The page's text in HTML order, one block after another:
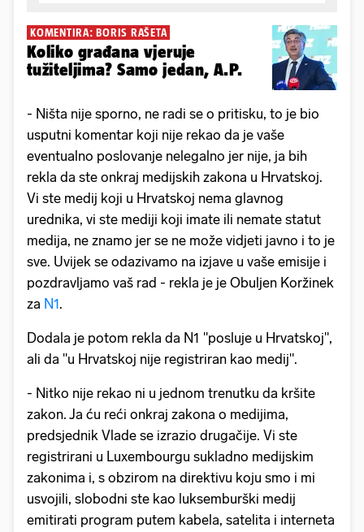
KOMENTIRA: BORIS RAŠETA
Koliko građana vjeruje
tužiteljima? Samo jedan, A.P.
- Ništa nije sporno, ne radi se o pritisku, to je bio
usputni komentar koji nije rekao da je vaše
eventualno poslovanje nelegalno jer nije, ja bih
rekla da ste onkraj medijskih zakona u Hrvatskoj.
Vi ste medij koji u Hrvatskoj nema glavnog
urednika, vi ste mediji koji imate ili nemate statut
medija, ne znamo jer se ne može vidjeti javno i to je
sve. Uvijek se odazivamo na izjave u vaše emisije i
pozdravljamo vaš rad - rekla je je Obuljen Koržinek
za N1.
Dodala je potom rekla da N1 "posluje u Hrvatskoj",
ali da "u Hrvatskoj nije registriran kao medij".
- Nitko nije rekao ni u jednom trenutku da kršite
zakon. Ja ću reći onkraj zakona o medijima,
predsjednik Vlade se izrazio drugačije. Vi ste
registrirani u Luxembourgu sukladno medijskim
zakonima i, s obzirom na direktivu koju smo i mi
usvojili, slobodni ste kao luksemburški medij
emitirati program putem kabela, satelita i interneta